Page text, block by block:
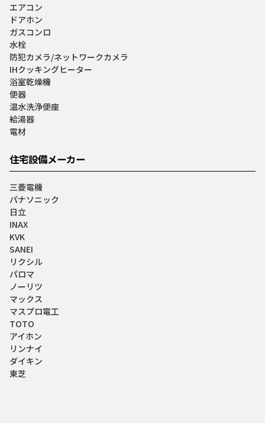
エアコン
ドアホン
ガスコンロ
水栓
防犯カメラ/ネットワークカメラ
IHクッキングヒーター
浴室乾燥機
便器
温水洗浄便座
給湯器
電材
住宅設備メーカー
三菱電機
パナソニック
日立
INAX
KVK
SANEI
リクシル
パロマ
ノーリツ
マックス
マスプロ電工
TOTO
アイホン
リンナイ
ダイキン
東芝